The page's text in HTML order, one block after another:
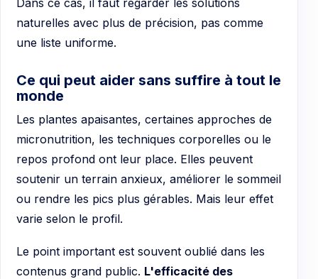
Dans ce cas, il faut regarder les solutions
naturelles avec plus de précision, pas comme
une liste uniforme.
Ce qui peut aider sans suffire à tout le
monde
Les plantes apaisantes, certaines approches de
micronutrition, les techniques corporelles ou le
repos profond ont leur place. Elles peuvent
soutenir un terrain anxieux, améliorer le sommeil
ou rendre les pics plus gérables. Mais leur effet
varie selon le profil.
Le point important est souvent oublié dans les
contenus grand public. L'efficacité des